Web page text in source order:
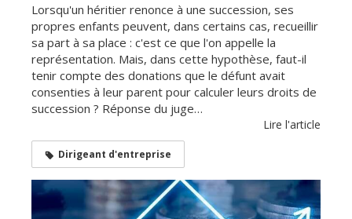
Lorsqu'un héritier renonce à une succession, ses
propres enfants peuvent, dans certains cas, recueillir
sa part à sa place : c'est ce que l'on appelle la
représentation. Mais, dans cette hypothèse, faut-il
tenir compte des donations que le défunt avait
consenties à leur parent pour calculer leurs droits de
succession ? Réponse du juge…
Lire l'article
Dirigeant d'entreprise